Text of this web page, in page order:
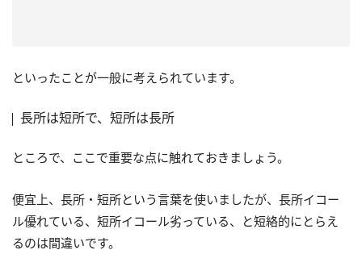
といったことが一般に考えられています。
長所は短所で、短所は長所
ところで、ここで重要な点に触れておきましょう。
便宜上、長所・短所という言葉を使いましたが、長所イコー
ル優れている、短所イコール劣っている、と短絡的にとらえ
るのは間違いです。